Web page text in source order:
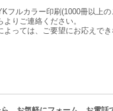
フルカラー印刷(1000冊以上の
りご連絡ください。
っては、ご要望にお応えでき